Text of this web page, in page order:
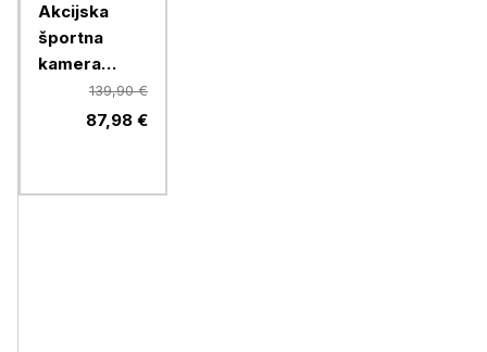
Akcijska
športna
kamera
SJCAM C110
PLUS, bela
139,90 €
87,98 €